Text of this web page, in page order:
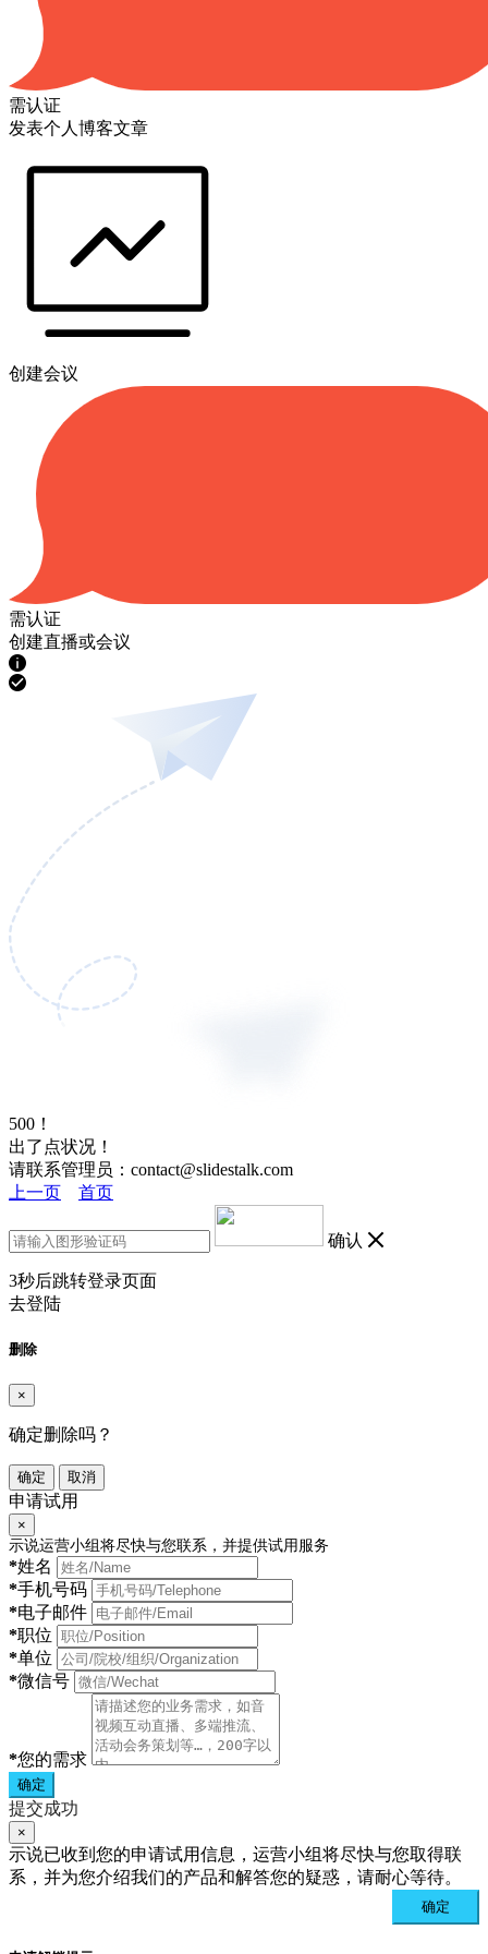
需认证
发表个人博客文章
创建会议
需认证
创建直播或会议
500！
出了点状况！
请联系管理员：contact@slidestalk.com
上一页
首页
确认
3秒后跳转登录页面
去登陆
删除
×
确定删除吗？
确定 取消
申请试用
×
示说运营小组将尽快与您联系，并提供试用服务
*姓名
*手机号码
*电子邮件
*职位
*单位
*微信号
*您的需求
确定
提交成功
×
示说已收到您的申请试用信息，运营小组将尽快与您取得联
系，并为您介绍我们的产品和解答您的疑惑，请耐心等待。
确定